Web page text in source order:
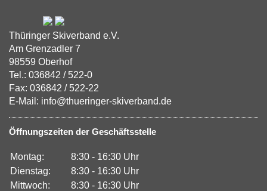
Thüringer Skiverband e.V.
Am Grenzadler 7
98559 Oberhof
Tel.: 036842 / 522-0
Fax: 036842 / 522-22
E-Mail: info@thueringer-skiverband.de
Öffnungszeiten der Geschäftsstelle
Montag:
8:30 - 16:30 Uhr
Dienstag:
8:30 - 16:30 Uhr
Mittwoch:
8:30 - 16:30 Uhr